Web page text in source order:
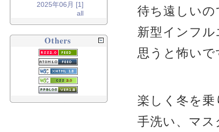
待ち遠しい
新型インフ
思うと怖いで
楽しく冬を
手洗い、マ
2025年06月 [1]
all
Others